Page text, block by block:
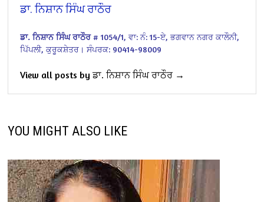
ਡਾ. ਨਿਸ਼ਾਨ ਸਿੰਘ ਰਾਠੌਰ
ਡਾ. ਨਿਸ਼ਾਨ ਸਿੰਘ ਰਾਠੌਰ# 1054/1, ਵਾ: ਨੰ: 15-ਏ, ਭਗਵਾਨ ਨਗਰ ਕਾਲੌਨੀ,
ਪਿੱਪਲੀ, ਕੁਰੂਕਸ਼ੇਤਰ। ਸੰਪਰਕ: 90414-98009
View all posts by ਡਾ. ਨਿਸ਼ਾਨ ਸਿੰਘ ਰਾਠੌਰ →
YOU MIGHT ALSO LIKE